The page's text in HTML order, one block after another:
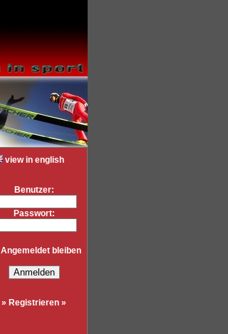
view in english
Benutzer:
Passwort:
Angemeldet bleiben
» Registrieren »